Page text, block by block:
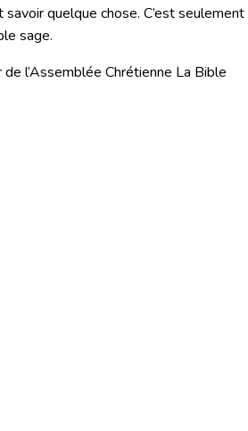
savoir quelque chose. C’est seulement
sage.
l’Assemblée Chrétienne La Bible